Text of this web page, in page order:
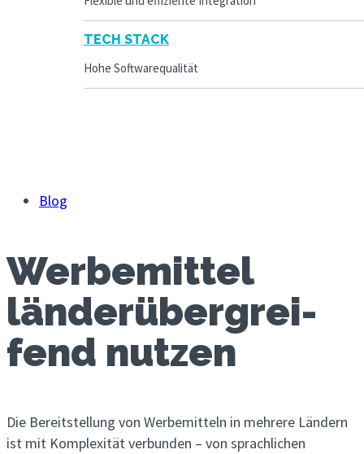
TECH STACK
Hohe Softwarequalität
Blog
Werbe­mittel
länder­übergrei­
fend nutzen
Die Bereitstellung von Werbemitteln in mehrere Ländern
ist mit Komplexität verbunden – von sprachlichen